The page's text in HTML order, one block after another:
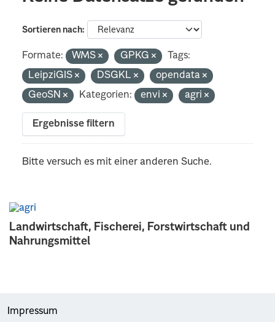
Landwirtschaft, Fischerei, Forstwirtschaft und
Nahrungsmittel
Sortieren nach
Formate: WMS GPKG
Tags:
LeipziGIS
DSGKL
opendata
GeoSN
Kategorien: envi agri
Ergebnisse filtern
Bitte versuch es mit einer anderen Suche.
Impressum